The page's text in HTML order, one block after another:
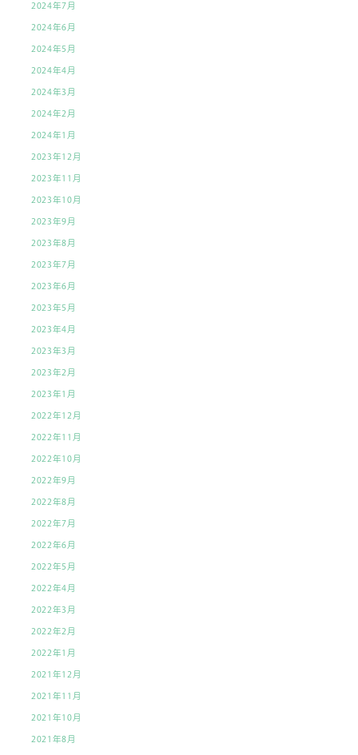
2024年7月
2024年6月
2024年5月
2024年4月
2024年3月
2024年2月
2024年1月
2023年12月
2023年11月
2023年10月
2023年9月
2023年8月
2023年7月
2023年6月
2023年5月
2023年4月
2023年3月
2023年2月
2023年1月
2022年12月
2022年11月
2022年10月
2022年9月
2022年8月
2022年7月
2022年6月
2022年5月
2022年4月
2022年3月
2022年2月
2022年1月
2021年12月
2021年11月
2021年10月
2021年8月